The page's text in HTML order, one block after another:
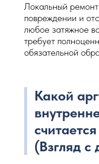
Локальный
повреждении и
любое затяжное
требует
обязательной
Какой
(Взгляд с